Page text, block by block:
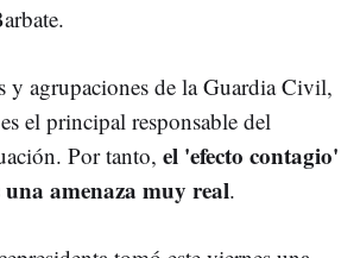
y agrupaciones de la Guardia Civil,
el principal responsable del
Por tanto, el 'efecto contagio'
amenaza muy real.